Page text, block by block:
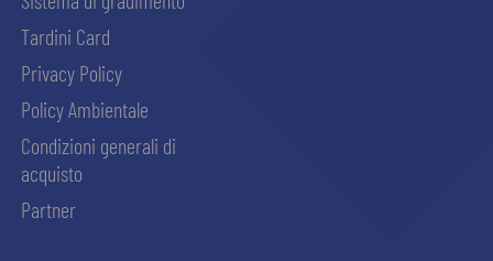
Tardini Card
Privacy Policy
Policy Ambientale
Condizioni generali di
acquisto
Partner